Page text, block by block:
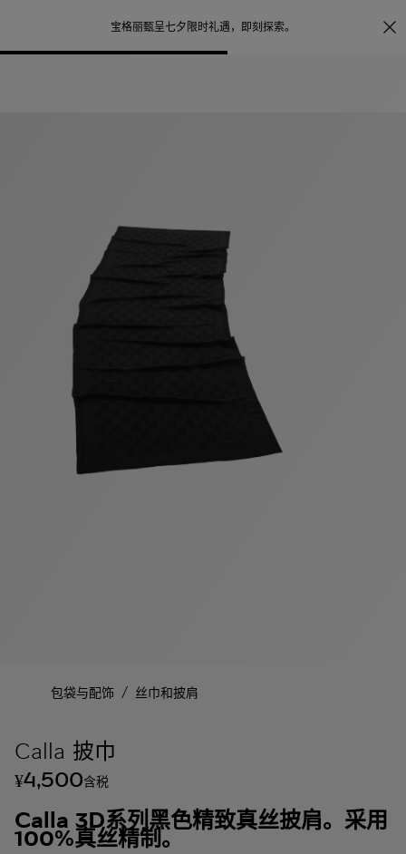
宝格丽甄呈七夕限时礼遇， 即刻探索。
包袋与配饰 / 丝巾和披肩
Calla 披巾
¥4,500含税
Calla 3D系列黑色精致真丝披肩。采用
100%真丝精制。